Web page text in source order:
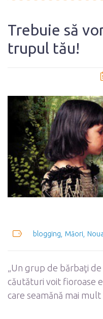
Trebuie să
trupul tău!
blogging Māori
„Un grup de bărbaţi
căutături voit fioroase
care seamănă mai